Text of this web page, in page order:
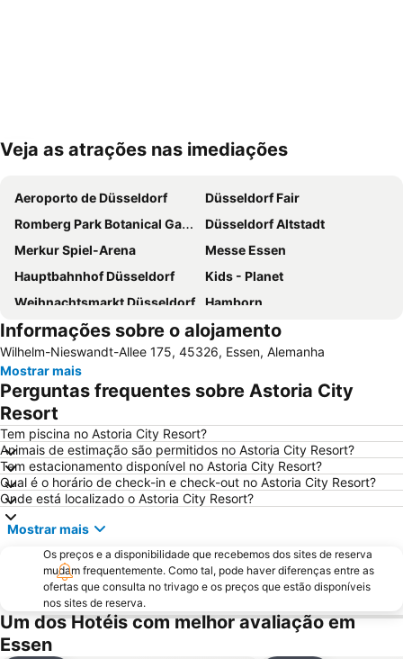
Ampliar mapa
Veja as atrações nas imediações
Aeroporto de Düsseldorf
Düsseldorf Fair
Romberg Park Botanical Gardens
Düsseldorf Altstadt
Merkur Spiel-Arena
Messe Essen
Hauptbahnhof Düsseldorf
Kids - Planet
Weihnachtsmarkt Düsseldorf
Hamborn
Altstadt
Dortmund Airport
Kaisergarten
Freisenbruch
Stockum
Museu ao Ar Livre de Baixo Rhenania em Grefrath
Movie Park Germany
Kaiserswerth
Holthausen
Pista coberta de esqui Jever em Neuss
Hauptbahnhof Essen
Rüttenscheid
Arena auf Schalke
Equitana Equestrian Sports World Fair
Eisenbahnmuseum Bochum-Dahlhausen
Bahnhof Düsseldorf Flughafen
PPP-Tage
Japan-Tag
Düsseldorf Stadtmitte
Düsseldorf-Marathon
Oberkassel
Bismarck
Werden
Informações sobre o alojamento
Wilhelm-Nieswandt-Allee 175, 45326, Essen, Alemanha
Mostrar mais
Perguntas frequentes sobre Astoria City
Resort
Tem piscina no Astoria City Resort?
Animais de estimação são permitidos no Astoria City Resort?
Tem estacionamento disponível no Astoria City Resort?
Qual é o horário de check-in e check-out no Astoria City Resort?
Onde está localizado o Astoria City Resort?
Mostrar mais
Os preços e a disponibilidade que recebemos dos sites de reserva
mudam frequentemente. Como tal, pode haver diferenças entre as
ofertas que consulta no trivago e os preços que estão disponíveis
nos sites de reserva.
Um dos Hotéis com melhor avaliação em
Essen